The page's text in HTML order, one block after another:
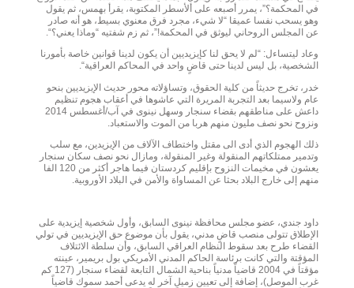
في المحكمة؟”، يمرر أصبعه على ألأسطر المكتوبة، يقرأ بهمس، ثم يقول
وهو يسحب نفسا عميقا “لا شيء، مجرد فرق معنوي بسيط، هو أنه صادر
عن المجلس الروحاني ليوثق في المحكمة!”، ثم زم شفتيه “وماذا يعني؟“.
وعاد ليتساءل: “لم لا يحق لنا كإيزيديين أن يكون لدينا قوانين خاصة بأمورنا
الشخصية، بل ليس لدينا حتى قاضٍ واحد في المحاكم العراقية“.
خدر، تخرج حديثاً من كلية الحقوق، وتساؤلاته محور حديث الإيزيديين بنحو
عام ولاسيما بعد التجربة المريرة التي عاشوها في أعقاب هجوم تنظيم
داعش على مناطقهم بقضاء سنجار وسهل نينوى في آب/أغسطس 2014
ونزوح نحو نصف مليون منهم هربا من الموت والاستعباد.
ذلك الهجوم الذي أدى الى مقتل واختطاف الآلاف من الإيزيدين، مع سلب
وتدمير ممتلكاتهم المنقولة وغير المنقولة، ومازال نحو نصف سكان سنجار
يعشون في مخيمات النزوح بإقليم كردستان فيما هاجر أكثر من 120 الفا
منهم إلى خارج البلاد بحثا عن المساواة والأمن في البلاد الأوروبية.
داود جندي، عضو مجلس محافظة نينوى السابق، وأول شخصية إيزيدية على
الإطلاق تتولى منصب قاضٍ مدني، يقول بأن موضوع حق الإيزيديين في تولي
القضاء طرح بعد سقوط النظام العراقي السابق، وأن سلطة الائتلاف
المؤقتة والتي كانت برئاسة الحاكم المدني الأمريكي بول بريمير، عينته
مؤقتاً في 2004 قاضياً مدنياً بناحية الشمال التابعة لقضاء سنجار (127 كم
غرب الموصل)، إضافة إلى تعيين زميلٍ آخر له يدعى أحمد سموك قاضياً